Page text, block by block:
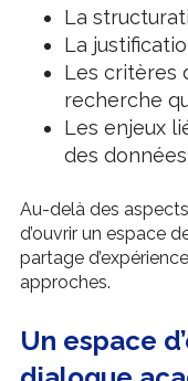
La
La
Les critères
recherche
Les enjeux
des données
Au-delà des
d’ouvrir un espace
partage
approches.
Un espace